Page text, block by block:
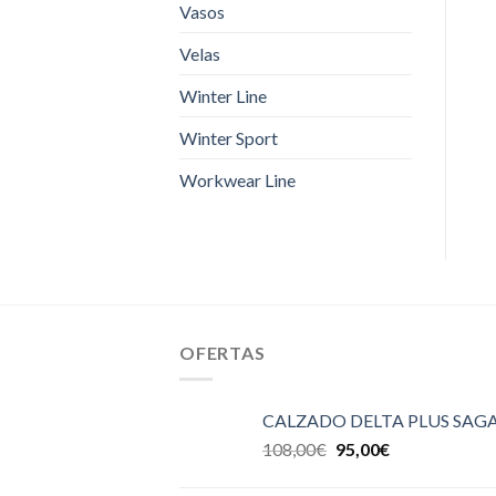
Vasos
Velas
Winter Line
Winter Sport
Workwear Line
OFERTAS
CALZADO DELTA PLUS
108,00€ 95,00€